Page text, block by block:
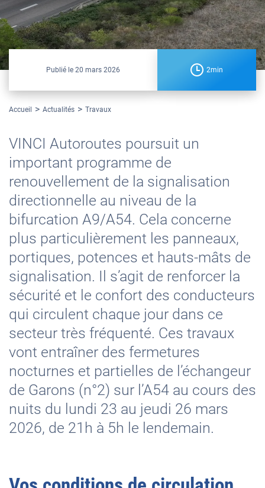
Publié le 20 mars 2026 2min
Accueil Actualités Travaux
VINCI Autoroutes poursuit un
important programme de
renouvellement de la signalisation
directionnelle au niveau de la
bifurcation A9/A54. Cela concerne
plus particulièrement les panneaux,
portiques, potences et hauts-mâts de
signalisation. Il s’agit de renforcer la
sécurité et le confort des conducteurs
qui circulent chaque jour dans ce
secteur très fréquenté. Ces travaux
vont entraîner des fermetures
nocturnes et partielles de l’échangeur
de Garons (n°2) sur l’A54 au cours des
nuits du lundi 23 au jeudi 26 mars
2026, de 21h à 5h le lendemain.